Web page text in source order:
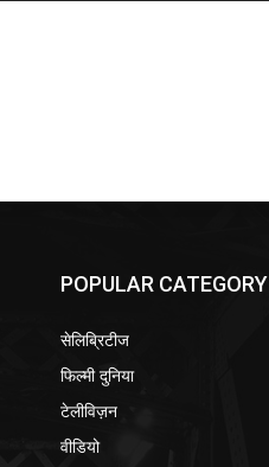
POPULAR CATEGORY
सेलिब्रिटीज
फिल्मी दुनिया
टेलीविज़न
वीडियो